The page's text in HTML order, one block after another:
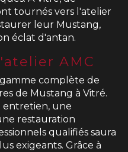
tournés vers l'atelier
leur Mustang,
éclat d'antan.
AMC
complète de
de Mustang à Vitré.
entretien, une
restauration
qualifiés saura
exigeants. Grâce à